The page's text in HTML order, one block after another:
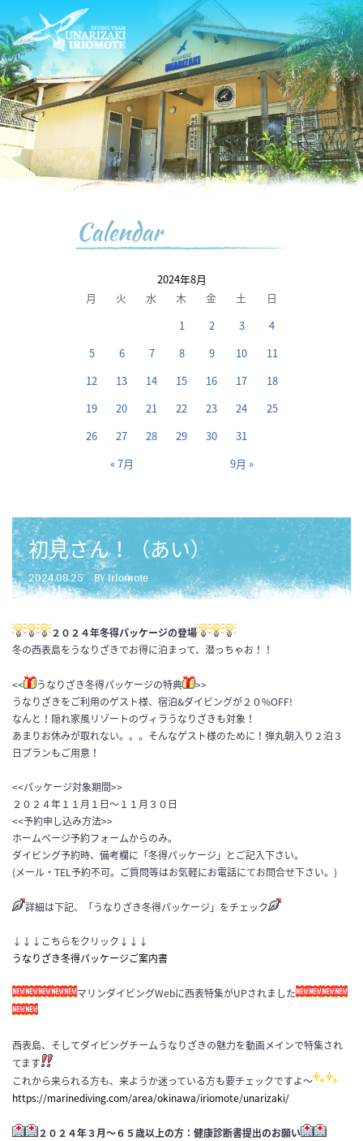
Calendar
2024年8月
月
火 水 木 金 土 日
« 7月 9月 »
1 2 3
4
5
6 7 8 9 10
11
12
13 14 15 16 17
18
19
20 21 22 23 24
25
26
27 28 29 30 31
初見さん！（あい）
2024.08.25 BY iriomote
２０２４年冬得パッケージの登場
冬の西表島をうなりざきでお得に泊まって、潜っちゃお！！
<< うなりざき冬得パッケージの特典
>>
うなりざきをご利用のゲスト様、宿泊&ダイビングが２０%OFF!
なんと！隠れ家風リゾートのヴィラうなりざきも対象！
あまりお休みが取れない。。。そんなゲスト様のために！弾丸朝入り２泊３
日プランもご用意！
<<パッケージ対象期間>>
２０２４年１１月１日〜１１月３０日
<<予約申し込み方法>>
ホームページ予約フォームからのみ。
ダイビング予約時、備考欄に「冬得パッケージ」とご記入下さい。
(メール・TEL予約不可。ご質問等はお気軽にお電話にてお問合せ下さい。)
詳細は下記、「うなりざき冬得パッケージ」をチェック
↓↓↓こちらをクリック↓↓↓
うなりざき冬得パッケージご案内書
マリンダイビングWebに西表特集がUPされました
西表島、そしてダイビングチームうなりざきの魅力を動画メインで特集され
てます
これから来られる方も、来ようか迷っている方も要チェックですよ〜
https://marinediving.com/area/okinawa/iriomote/unarizaki/
２０２４年３月～６５歳以上の方：健康診断書提出のお願い